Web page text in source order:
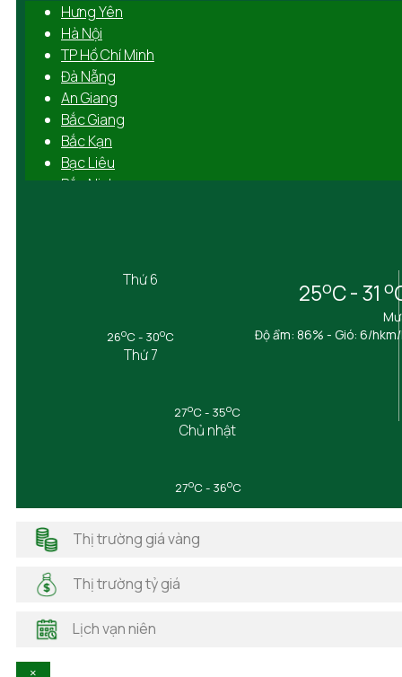
Hưng Yên
Hà Nội
TP Hồ Chí Minh
Đà Nẵng
An Giang
Bắc Giang
Bắc Kạn
Bạc Liêu
Bắc Ninh
Bình Phước
Cần Thơ
Hà Giang
Hải Dương
Hải Phòng
Hà Tĩnh
Hòa Bình
25oC - 31 o
Độ ẩm: 86% - Gió: 6/
Thứ 6
26oC - 30oC
Thứ 7
27oC - 35oC
Chủ nhật
27oC - 36oC
Thị trường giá vàng
Thị trường tỷ giá
Lịch vạn niên
×